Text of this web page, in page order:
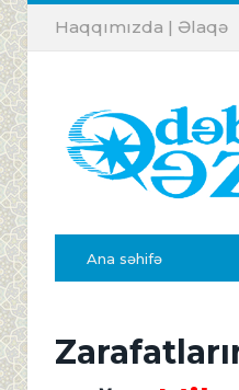
Haqqımızda | Əlaqə
Ana səhifə